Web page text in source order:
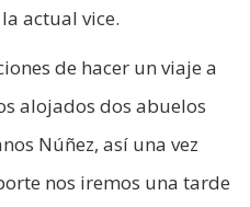
actual vice.
de hacer un viaje a
alojados dos abuelos
Núñez, así una vez
nos iremos una tarde